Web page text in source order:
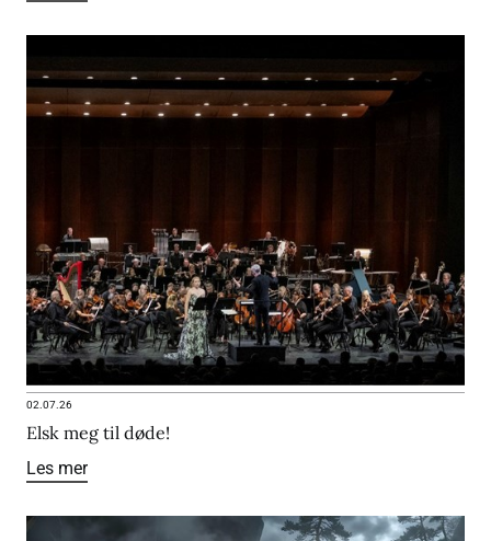
02.07.26
Elsk meg til døde!
Les mer